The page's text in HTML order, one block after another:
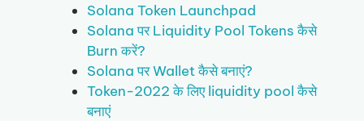
Solana Token Launchpad
Solana पर Liquidity Pool Tokens कैसे
Burn करें?
Solana पर Wallet कैसे बनाएं?
Token-2022 के लिए liquidity pool कैसे
बनाएं